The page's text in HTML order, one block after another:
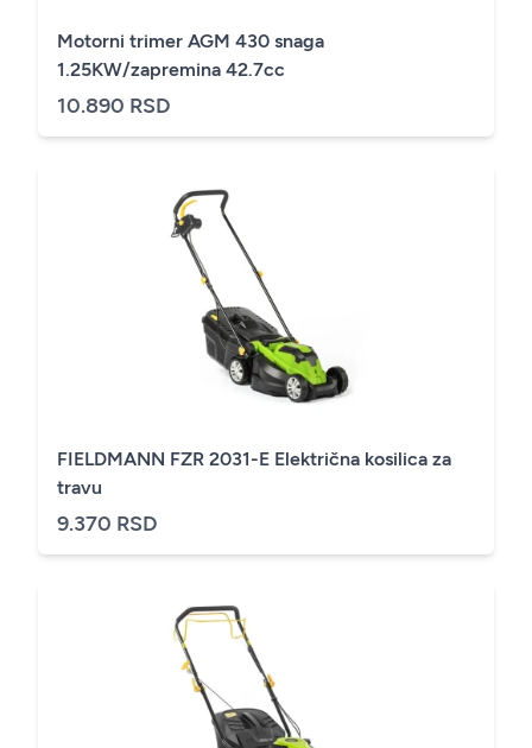
Motorni trimer AGM 430 snaga
1.25KW/zapremina 42.7cc
10.890 RSD
FIELDMANN FZR 2031-E Električna kosilica za
travu
9.370 RSD